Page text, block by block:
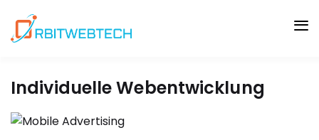
Skip
Individuelle Webentwicklung